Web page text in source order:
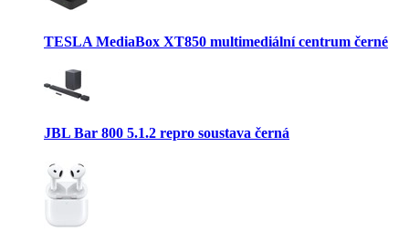
TESLA MediaBox XT850 multimediální centrum černé
JBL Bar 800 5.1.2 repro soustava černá